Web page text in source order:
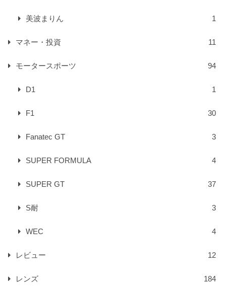
美波まりん 1
マネー・投資 11
モータースポーツ 94
D1 1
F1 30
Fanatec GT 3
SUPER FORMULA 4
SUPER GT 37
S耐 3
WEC 4
レビュー 12
レンズ 184